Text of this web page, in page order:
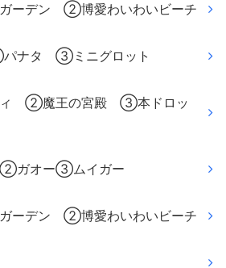
ーデン ②博愛わいわいビーチ
ナタ ③ミニグロット
ィ ②魔王の宮殿 ③本ドロッ
ガオー③ムイガー
ーデン ②博愛わいわいビーチ